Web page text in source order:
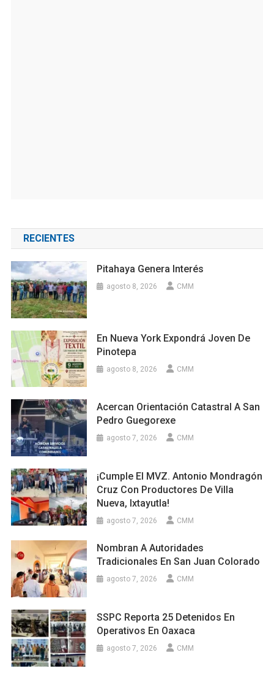
RECIENTES
Pitahaya Genera Interés
agosto 8, 2026 CMM
En Nueva York Expondrá Joven De
Pinotepa
agosto 8, 2026 CMM
Acercan Orientación Catastral A San
Pedro Guegorexe
agosto 7, 2026 CMM
¡Cumple El MVZ. Antonio Mondragón
Cruz Con Productores De Villa
Nueva, Ixtayutla!
agosto 7, 2026 CMM
Nombran A Autoridades
Tradicionales En San Juan Colorado
agosto 7, 2026 CMM
SSPC Reporta 25 Detenidos En
Operativos En Oaxaca
agosto 7, 2026 CMM